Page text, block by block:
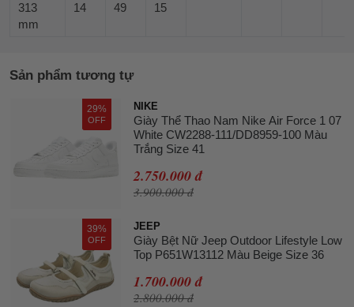
313
mm
14 49 15
Sản phẩm tương tự
29%
OFF
NIKE
Giày Thể Thao Nam Nike Air Force 1 07
White CW2288-111/DD8959-100 Màu
Trắng Size 41
2.750.000 đ
3.900.000 đ
39%
OFF
JEEP
Giày Bệt Nữ Jeep Outdoor Lifestyle Low
Top P651W13112 Màu Beige Size 36
1.700.000 đ
2.800.000 đ